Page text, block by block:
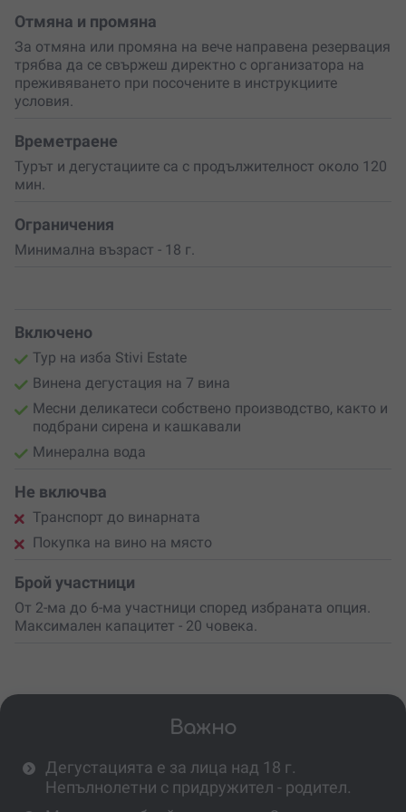
Анай-хубавото? Можеш да отнесеш със себе си
бутилка или две от любимите си вина
следващата специална вечер.
Ако търсиш начин да се презаредиш, даизненадаш
любим човек
Вземи своя ваучер
традиция в едно.
Отмяна и промяна
За отмяна или промяна на вече направена резервация
трябва да се свържеш директно с организатора на
преживяването при посочените в инструкциите
условия.
Времетраене
Турът и дегустациите са с продължителност около 120
мин.
Ограничения
Минимална възраст - 18 г.
Включено
Тур на изба Stivi Estate
Винена дегустация на 7 вина
Месни деликатеси собствено производство, както и
подбрани сирена и кашкавали
Минерална вода
Не включва
Транспорт до винарната
Покупка на вино на място
Брой участници
От 2-ма до 6-ма участници според избраната опция.
Максимален капацитет - 20 човека.
Важно
Дегустацията е за лица над 18 г.
Непълнолетни с придружител - родител.